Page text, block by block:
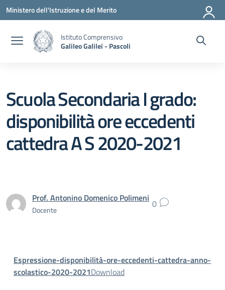
Vai ai contenuti
Vai al menu di navigazione
Vai al footer
Ministero dell'Istruzione e del Merito
Istituto Comprensivo
Galileo Galilei - Pascoli
Scuola Secondaria I grado:
disponibilità ore eccedenti
cattedra A S 2020-2021
Prof. Antonino Domenico Polimeni
Docente 0
Espressione-disponibilità-ore-eccedenti-cattedra-anno-
scolastico-2020-2021Download